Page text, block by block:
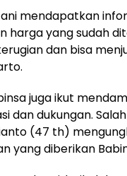
mendapatkan
harga yang sudah
dan bisa
juga ikut
dan dukungan.
(47 th)
yang diberikan